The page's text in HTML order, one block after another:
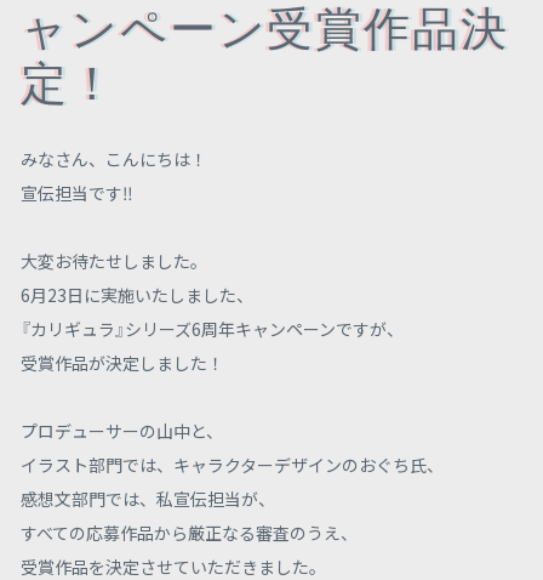
ャンペーン受賞作品決
定！
みなさん、こんにちは！
宣伝担当です‼
大変お待たせしました。
6月23日に実施いたしました、
『カリギュラ』シリーズ6周年キャンペーンですが、
受賞作品が決定しました！
プロデューサーの山中と、
イラスト部門では、キャラクターデザインのおぐち氏、
感想文部門では、私宣伝担当が、
すべての応募作品から厳正なる審査のうえ、
受賞作品を決定させていただきました。